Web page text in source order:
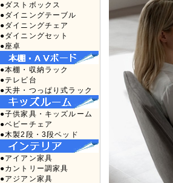
●ダストボックス
●ダイニングテーブル
●ダイニングチェア
●ダイニングセット
●座卓
●本棚・収納ラック
●テレビ台
●天井・つっぱり式ラック
●子供家具・キッズルーム
●ベビーチェア
●木製2段・3段ベッド
●アイアン家具
●カントリー調家具
●アジアン家具